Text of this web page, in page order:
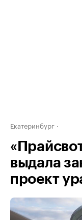
Екатеринбург
выдала
проект